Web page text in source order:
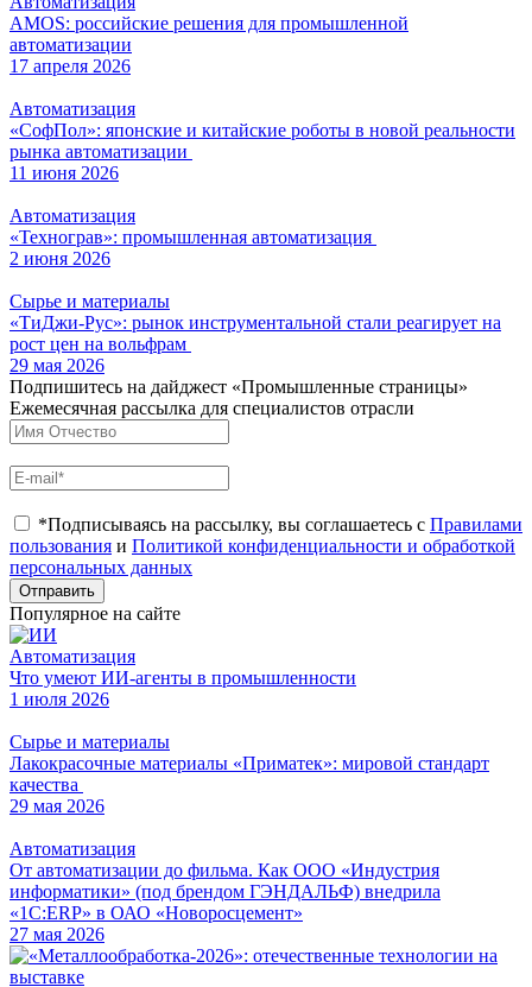
AMOS: российские решения для промышленной
автоматизации
17 апреля 2026
Автоматизация
«СофПол»: японские и китайские роботы в новой реальности
рынка автоматизации
11 июня 2026
Автоматизация
«Технограв»: промышленная автоматизация
2 июня 2026
Сырье и материалы
«ТиДжи-Рус»: рынок инструментальной стали реагирует на
рост цен на вольфрам
29 мая 2026
Подпишитесь на дайджест «Промышленные страницы»
Ежемесячная рассылка для специалистов отрасли
*Подписываясь на рассылку, вы соглашаетесь с Правилами
пользования и Политикой конфиденциальности и обработкой
персональных данных
Отправить
Популярное на сайте
Автоматизация
Что умеют ИИ-агенты в промышленности
1 июля 2026
Сырье и материалы
Лакокрасочные материалы «Приматек»: мировой стандарт
качества
29 мая 2026
Автоматизация
От автоматизации до фильма. Как ООО «Индустрия
информатики» (под брендом ГЭНДАЛЬФ) внедрила
«1С:ERP» в ОАО «Новоросцемент»
27 мая 2026